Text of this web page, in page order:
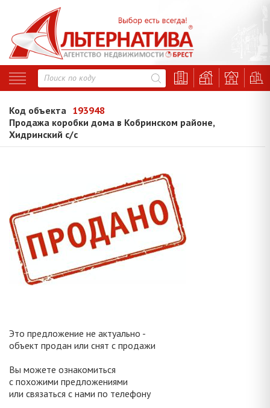
Код объекта 193948
Продажа коробки дома в Кобринском районе,
Хидринский с/с
Это предложение не актуально -
объект продан или снят с продажи
Вы можете ознакомиться
с похожими предложениями
или связаться с нами по телефону